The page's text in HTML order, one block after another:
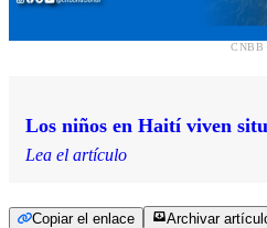
CNBB
Los niños en Haití viven
Lea el artículo
Copiar el enlace Archivar